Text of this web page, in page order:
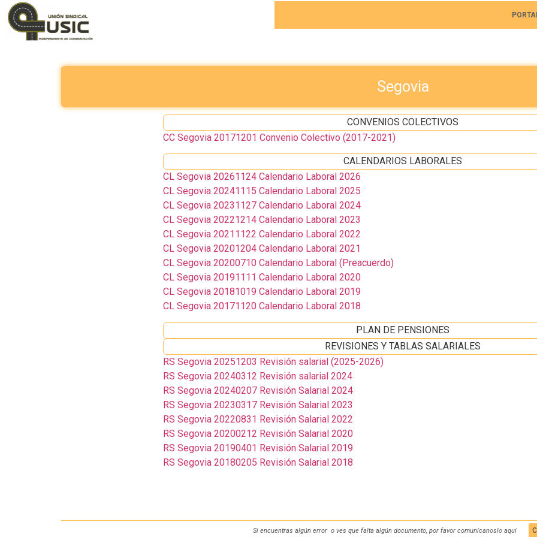
Segovia
CONVENIOS COLECTIVOS
CC Segovia 20171201 Convenio Colectivo (2017-2021)
CALENDARIOS LABORALES
CL Segovia 20261124 Calendario Laboral 2026
CL Segovia 20241115 Calendario Laboral 2025
CL Segovia 20231127 Calendario Laboral 2024
CL Segovia 20221214 Calendario Laboral 2023
CL Segovia 20211122 Calendario Laboral 2022
CL Segovia 20201204 Calendario Laboral 2021
CL Segovia 20200710 Calendario Laboral (Preacuerdo)
CL Segovia 20191111 Calendario Laboral 2020
CL Segovia 20181019 Calendario Laboral 2019
CL Segovia 20171120 Calendario Laboral 2018
PLAN DE PENSIONES
REVISIONES Y TABLAS SALARIALES
RS Segovia 20251203 Revisión salarial (2025-2026)
RS Segovia 20240312 Revisión salarial 2024
RS Segovia 20240207 Revisión Salarial 2024
RS Segovia 20230317 Revisión Salarial 2023
RS Segovia 20220831 Revisión Salarial 2022
RS Segovia 20200212 Revisión Salarial 2020
RS Segovia 20190401 Revisión Salarial 2019
RS Segovia 20180205 Revisión Salarial 2018
Si encuentras algún error o ves que falta algún documento, por favor comunícanoslo aquí